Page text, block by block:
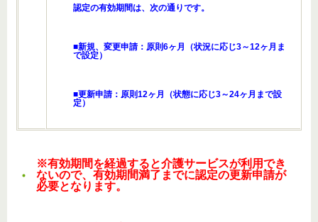
認定の有効期間は、次の通りです。
■新規、変更申請：原則6ヶ月（状況に応じ3～12ヶ月ま
で設定）
■更新申請：原則12ヶ月（状態に応じ3～24ヶ月まで設
定）
※有効期間を経過すると介護サービスが利用でき
ないので、有効期間満了までに認定の更新申請が
必要となります。